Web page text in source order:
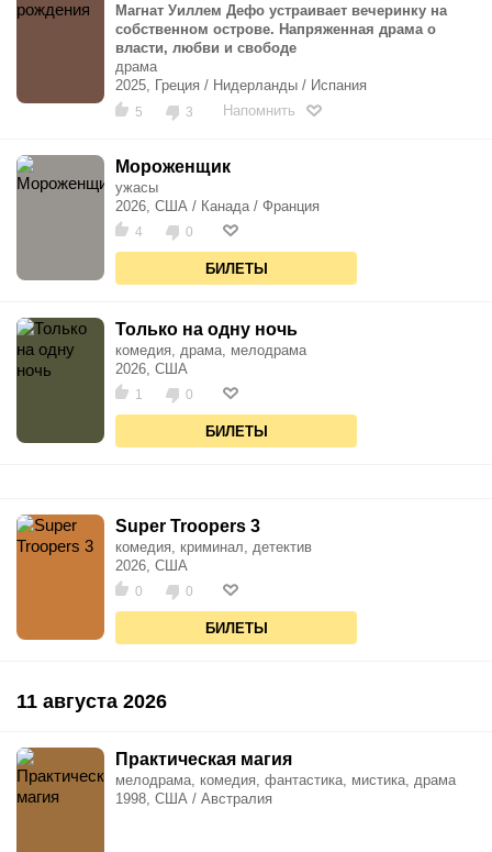
Магнат Уиллем Дефо устраивает вечеринку на
собственном острове. Напряженная драма о
власти, любви и свободе
драма
2025, Греция / Нидерланды / Испания
5 3 Напомнить
Мороженщик
ужасы
2026, США / Канада / Франция
4 0
БИЛЕТЫ
Только на одну ночь
комедия, драма, мелодрама
2026, США
1 0
БИЛЕТЫ
Super Troopers 3
комедия, криминал, детектив
2026, США
0 0
БИЛЕТЫ
11 августа 2026
Практическая магия
мелодрама, комедия, фантастика, мистика, драма
1998, США / Австралия